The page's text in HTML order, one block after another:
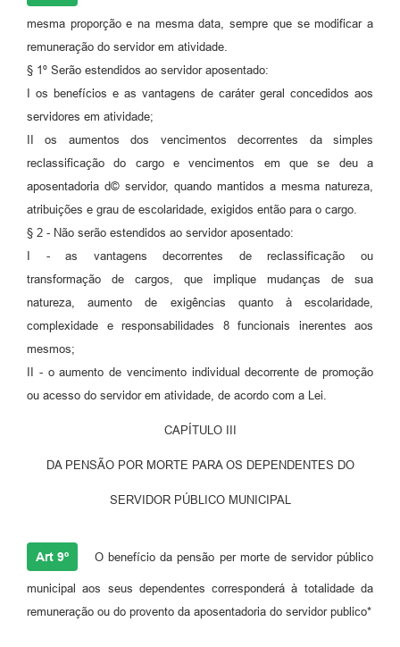
mesma proporção e na mesma data, sempre que se modificar a
remuneração do servidor em atividade.
§ 1º Serão estendidos ao servidor aposentado:
I os benefícios e as vantagens de caráter geral concedidos aos
servidores em atividade;
II os aumentos dos vencimentos decorrentes da simples
reclassificação do cargo e vencimentos em que se deu a
aposentadoria d© servidor, quando mantidos a mesma natureza,
atribuições e grau de escolaridade, exigidos então para o cargo.
§ 2 - Não serão estendidos ao servidor aposentado:
I - as vantagens decorrentes de reclassificação ou
transformação de cargos, que implique mudanças de sua
natureza, aumento de exigências quanto à escolaridade,
complexidade e responsabilidades 8 funcionais inerentes aos
mesmos;
II - o aumento de vencimento individual decorrente de promoção
ou acesso do servidor em atividade, de acordo com a Lei.
CAPÍTULO III
DA PENSÃO POR MORTE PARA OS DEPENDENTES DO
SERVIDOR PÚBLICO MUNICIPAL
Art 9º O benefício da pensão per morte de servidor público
municipal aos seus dependentes corresponderá à totalidade da
remuneração ou do provento da aposentadoria do servidor publico*